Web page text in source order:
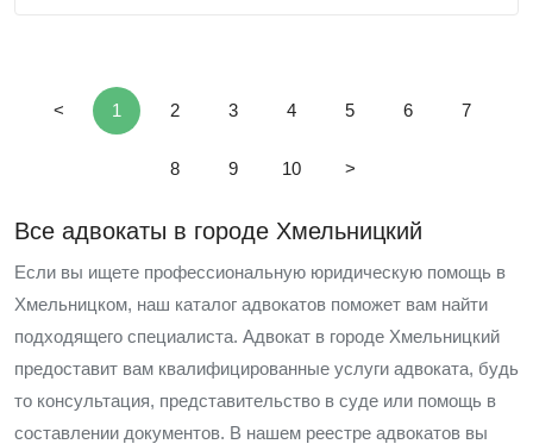
< 1 2 3 4 5 6 7
8 9 10 >
Все адвокаты в городе Хмельницкий
Если вы ищете профессиональную юридическую помощь в
Хмельницком, наш каталог адвокатов поможет вам найти
подходящего специалиста. Адвокат в городе Хмельницкий
предоставит вам квалифицированные услуги адвоката, будь
то консультация, представительство в суде или помощь в
составлении документов. В нашем реестре адвокатов вы